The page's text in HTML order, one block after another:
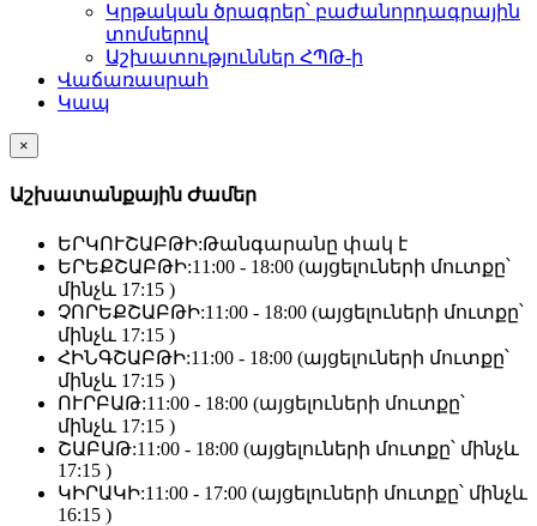
Կրթական ծրագրեր՝ բաժանորդագրային
տոմսերով
Աշխատություններ ՀՊԹ-ի
Վաճառասրահ
Կապ
×
Աշխատանքային Ժամեր
ԵՐԿՈՒՇԱԲԹԻ:Թանգարանը փակ է
ԵՐԵՔՇԱԲԹԻ:11:00 - 18:00 (այցելուների մուտքը՝
մինչև 17:15 )
ՉՈՐԵՔՇԱԲԹԻ:11:00 - 18:00 (այցելուների մուտքը՝
մինչև 17:15 )
ՀԻՆԳՇԱԲԹԻ:11:00 - 18:00 (այցելուների մուտքը՝
մինչև 17:15 )
ՈՒՐԲԱԹ:11:00 - 18:00 (այցելուների մուտքը՝
մինչև 17:15 )
ՇԱԲԱԹ:11:00 - 18:00 (այցելուների մուտքը՝ մինչև
17:15 )
ԿԻՐԱԿԻ:11:00 - 17:00 (այցելուների մուտքը՝ մինչև
16:15 )